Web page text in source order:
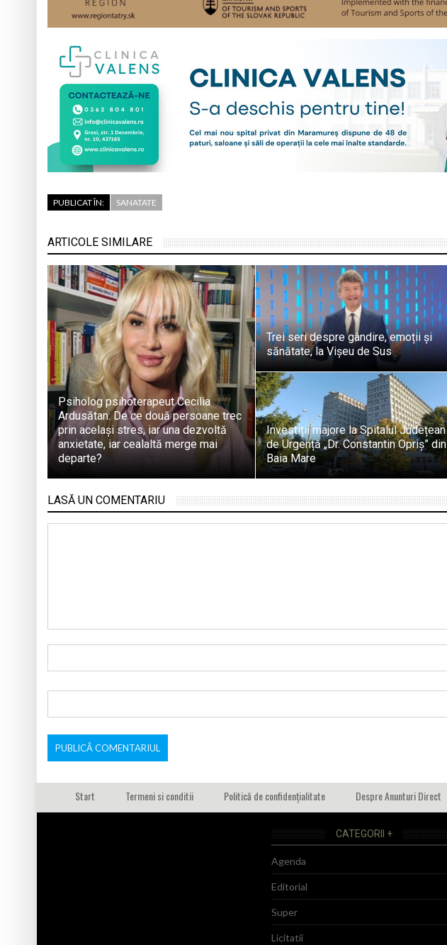
PUBLICAT ÎN: SANATATE
ARTICOLE SIMILARE
Psiholog psihoterapeut Cecilia
Ardusătan: De ce două persoane trec
prin același stres, iar una dezvoltă
anxietate, iar cealaltă merge mai
departe?
Trei seri despre gândire, emoții și
sănătate, la Vișeu de Sus
Investiții majore la Spitalul Județean
de Urgență „Dr. Constantin Opriș” din
Baia Mare
LASĂ UN COMENTARIU
Start Termeni si conditii Politică de confidențialitate Despre Anunturi Direct
CATEGORII +
Agenda
Editorial
Super
Licitatii